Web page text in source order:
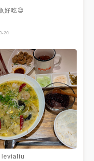
好吃😋
20
levialiu